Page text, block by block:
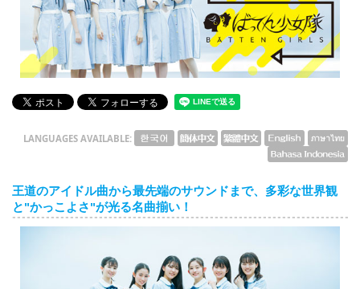
tiéng Viêt
Bahasa Indonesia
LANGUAGES AVAILABLE:
王道のアイドル曲から最先端のサウンドまで、多彩な世界観
と"かっこよさ"が光る名曲揃い！